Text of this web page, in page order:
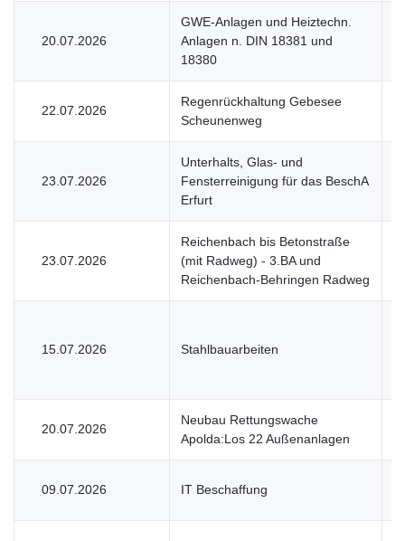
20.07.2026
GWE-Anlagen und Heiztechn.
Anlagen n. DIN 18381 und
18380
22.07.2026
Regenrückhaltung Gebesee
Scheunenweg
23.07.2026
Unterhalts, Glas- und
Fensterreinigung für das BeschA
Erfurt
23.07.2026
Reichenbach bis Betonstraße
(mit Radweg) - 3.BA und
Reichenbach-Behringen Radweg
15.07.2026 Stahlbauarbeiten
20.07.2026
Neubau Rettungswache
Apolda:Los 22 Außenanlagen
09.07.2026 IT Beschaffung